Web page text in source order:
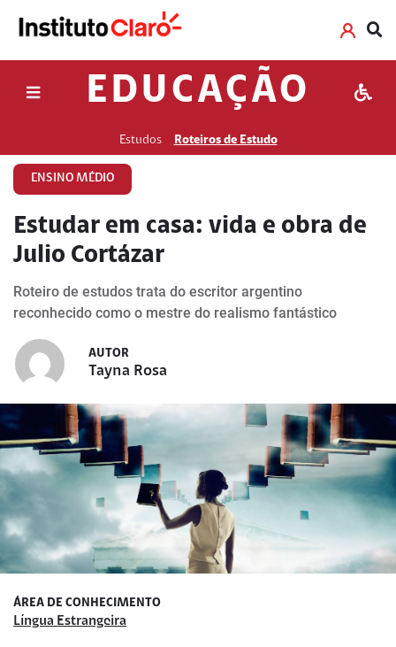
EDUCAÇÃO
Estudos Roteiros de Estudo
ENSINO MÉDIO
Estudar em casa: vida e obra de
Julio Cortázar
Roteiro de estudos trata do escritor argentino
reconhecido como o mestre do realismo fantástico
AUTOR
Tayna Rosa
ÁREA DE CONHECIMENTO
Língua Estrangeira